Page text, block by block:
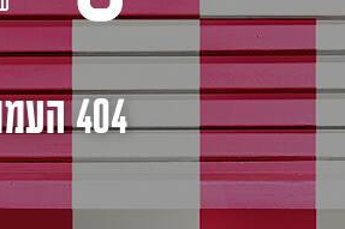
404 העמוד לא נמצא